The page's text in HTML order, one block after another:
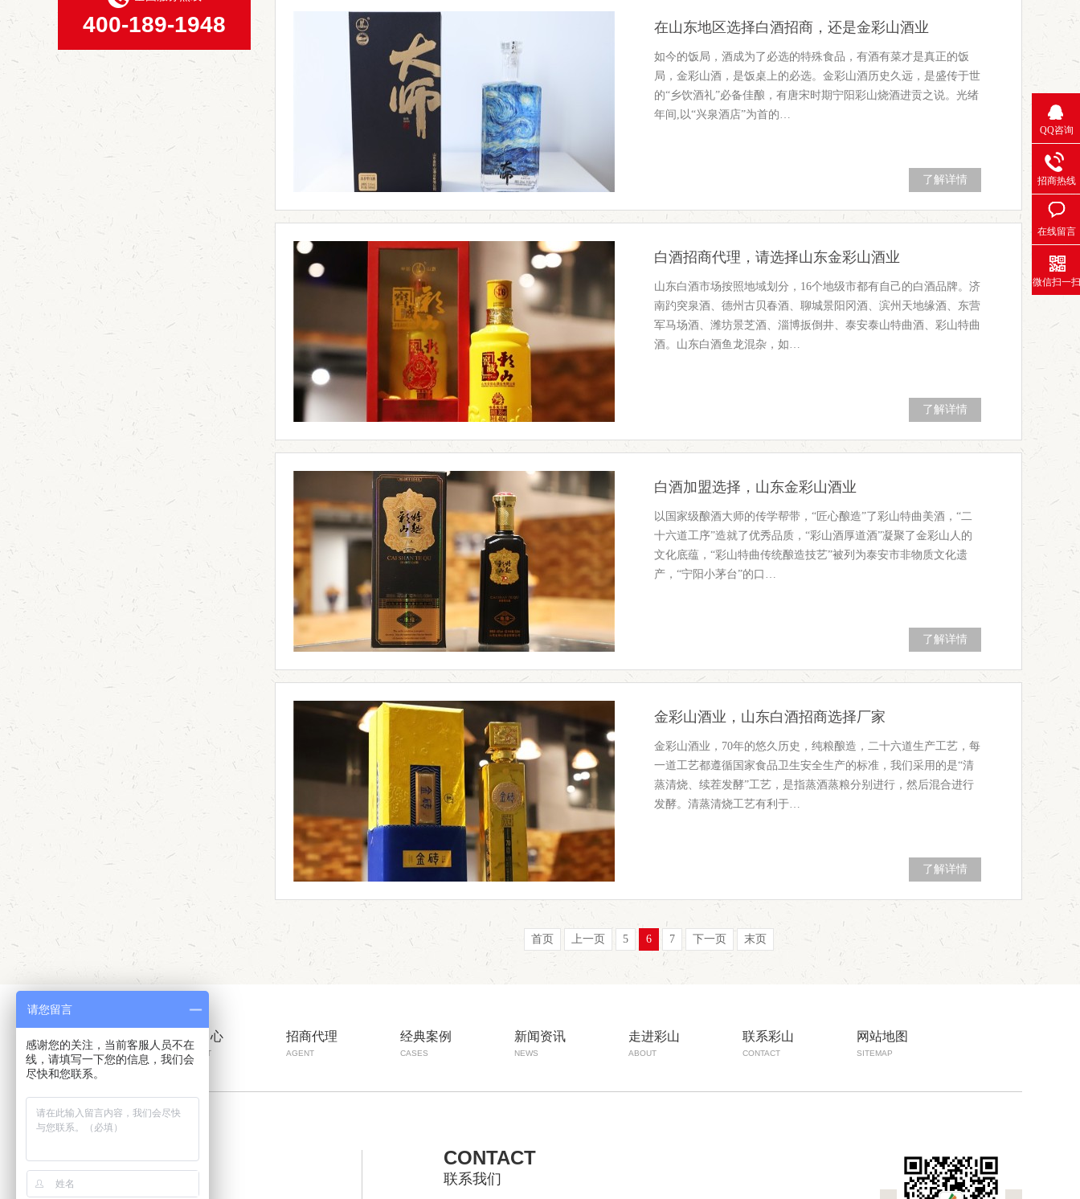
400-189-1948 在山东地区选择白酒招商，还是金彩山酒业
如今的饭局，酒成为了必选的特殊食品，有酒有菜才是真正的饭
局，金彩山酒，是饭桌上的必选。金彩山酒历史久远，是盛传于世
的“乡饮酒礼”必备佳酿，有唐宋时期宁阳彩山烧酒进贡之说。光绪
年间,以“兴泉酒店”为首的…
了解详情
白酒招商代理，请选择山东金彩山酒业
山东白酒市场按照地域划分，16个地级市都有自己的白酒品牌。济
南趵突泉酒、德州古贝春酒、聊城景阳冈酒、滨州天地缘酒、东营
军马场酒、潍坊景芝酒、淄博扳倒井、泰安泰山特曲酒、彩山特曲
酒。山东白酒鱼龙混杂，如…
了解详情
白酒加盟选择，山东金彩山酒业
以国家级酿酒大师的传学帮带，“匠心酿造”了彩山特曲美酒，“二
十六道工序”造就了优秀品质，“彩山酒厚道酒”凝聚了金彩山人的
文化底蕴，“彩山特曲传统酿造技艺”被列为泰安市非物质文化遗
产，“宁阳小茅台”的口…
了解详情
金彩山酒业，山东白酒招商选择厂家
金彩山酒业，70年的悠久历史，纯粮酿造，二十六道生产工艺，每
一道工艺都遵循国家食品卫生安全生产的标准，我们采用的是“清
蒸清烧、续茬发酵”工艺，是指蒸酒蒸粮分别进行，然后混合进行
发酵。清蒸清烧工艺有利于…
了解详情
首页 上一页 5 6 7 下一页 末页
彩山首页
HOME
产品中心
PRODUCT
招商代理
AGENT
经典案例
CASES
新闻资讯
NEWS
走进彩山
ABOUT
联系彩山
CONTACT
网站地图
SITEMAP
CONTACT
联系我们
QQ咨询
招商热线
在线留言
微信扫一扫
请您留言
感谢您的关注，当前客服人员不在
线，请填写一下您的信息，我们会
尽快和您联系。